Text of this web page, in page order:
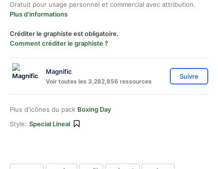
Gratuit pour usage personnel et commercial avec attribution.
Plus d'informations
Créditer le graphiste est obligatoire.
Comment créditer le graphiste ?
Magnific
Voir toutes les 3,282,856 ressources
Suivre
Plus d'icônes du pack Boxing Day
Style: Special Lineal